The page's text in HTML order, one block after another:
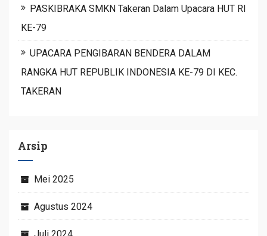
PASKIBRAKA SMKN Takeran Dalam Upacara HUT RI
KE-79
UPACARA PENGIBARAN BENDERA DALAM
RANGKA HUT REPUBLIK INDONESIA KE-79 DI KEC.
TAKERAN
Arsip
Mei 2025
Agustus 2024